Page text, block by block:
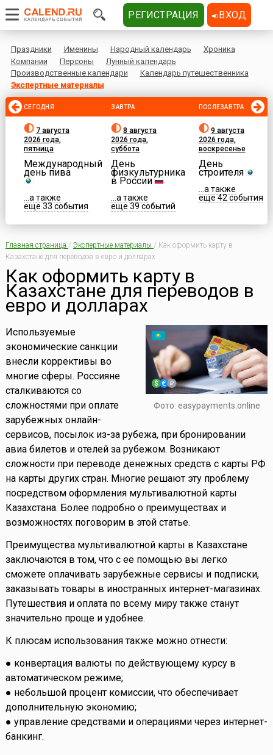
Праздники Именины Народный календарь
Хроника
Компании
Персоны
Лунный календарь
Производственные календари
Календарь путешественника
Экспертные материалы
СЕГОДНЯ
7 августа
2026 года,
пятница
Международный
день пива
...а также
еще 33 события
ЗАВТРА
8 августа
2026 года,
суббота
День
физкультурника
в России
...а также
еще 39 событий
ПОСЛЕЗАВТРА
9 августа
2026 года,
воскресенье
День
строителя
...а также
еще 42 события
Главная страница / Экспертные материалы / Как оформить карту в
Казахстане для переводов в евро и долларах
Как оформить карту в
Казахстане для переводов в
евро и долларах
Фото: easypayments.online
Используемые
экономические санкции
внесли коррективы во
многие сферы. Россияне
сталкиваются со
сложностями при оплате
зарубежных онлайн-
сервисов, посылок из-за рубежа, при бронировании
авиа билетов и отелей за рубежом. Возникают
сложности при переводе денежных средств с карты РФ
на карты других стран. Многие решают эту проблему
посредством оформления мультивалютной карты
Казахстана. Более подробно о преимуществах и
возможностях поговорим в этой статье.
Преимущества мультивалютной карты в Казахстане
заключаются в том, что с ее помощью вы легко
сможете оплачивать зарубежные сервисы и подписки,
заказывать товары в иностранных интернет-магазинах.
Путешествия и оплата по всему миру также станут
значительно проще и удобнее.
К плюсам использования также можно отнести:
● конвертация валюты по действующему курсу в
автоматическом режиме;
● небольшой процент комиссии, что обеспечивает
дополнительную экономию;
● управление средствами и операциями через интернет-
банкинг.
РЕГИСТРАЦИЯ ВХОД